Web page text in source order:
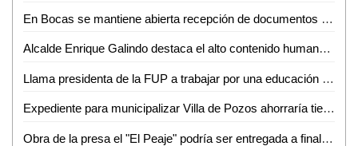
En Bocas se mantiene abierta recepción de documentos para tramitar la cartilla de identidad del Servicio Militar Nacional
Alcalde Enrique Galindo destaca el alto contenido humano del programa De Corazón mi Casa
Llama presidenta de la FUP a trabajar por una educación justa, inclusiva y de calidad
Expediente para municipalizar Villa de Pozos ahorraría tiempos
Obra de la presa el "El Peaje" podría ser entregada a finales del mes de junio